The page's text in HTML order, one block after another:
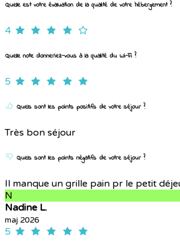
Quelle est votre évaluation de la qualité de votre hébergement ?
4
Quelle note donneriez-vous à la qualité du Wi-Fi ?
5
Quels sont les points positifs de votre séjour ?
Très bon séjour
Quels sont les points négatifs de votre séjour ?
Il manque un grille pain pr le petit
N
Nadine L.
maj 2026
5